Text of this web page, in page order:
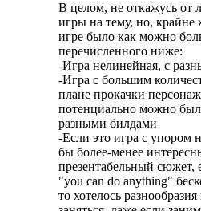
В целом, не откажусь от
игры на тему, но, крайне
игре было как можно
перечисленного ниже:
-Игра нелинейная, с
-Игра с большим
плане прокачки
потенциально можно
разными билдами
-Если это игра с упором
бы более-менее
презентабельный сюжет,
"you can do anything"
то хотелось